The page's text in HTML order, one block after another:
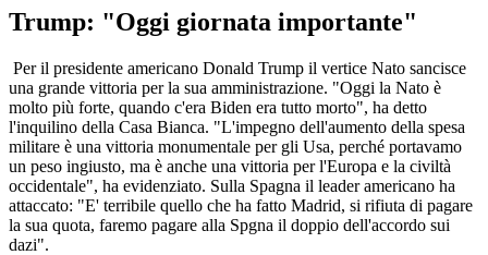
Trump: "Oggi giornata importante"
Per il presidente americano Donald Trump il vertice Nato sancisce
una grande vittoria per la sua amministrazione. "Oggi la Nato è
molto più forte, quando c'era Biden era tutto morto", ha detto
l'inquilino della Casa Bianca. "L'impegno dell'aumento della spesa
militare è una vittoria monumentale per gli Usa, perché portavamo
un peso ingiusto, ma è anche una vittoria per l'Europa e la civiltà
occidentale", ha evidenziato. Sulla Spagna il leader americano ha
attaccato: "E' terribile quello che ha fatto Madrid, si rifiuta di pagare
la sua quota, faremo pagare alla Spgna il doppio dell'accordo sui
dazi".